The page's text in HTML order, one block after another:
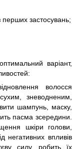
перших застосувань;
варіант,
волосся
зневодненим,
шампунь, маску,
пасма зсередини.
шкіри голови,
негативних впливів
силу, робить їх